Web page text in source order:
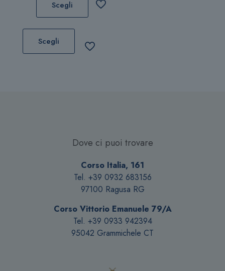
Scegli
Scegli
nella
pagina
del
prodotto
Dove ci puoi trovare
Corso Italia, 161
Tel. +39 0932 683156
97100 Ragusa RG
Corso Vittorio Emanuele 79/A
Tel. +39 0933 942394
95042 Grammichele CT